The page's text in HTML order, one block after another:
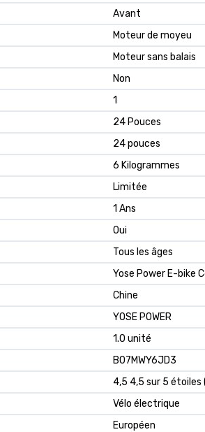
Avant
Moteur de moyeu
Moteur sans balais
Non
1
24 Pouces
24 pouces
6 Kilogrammes
Limitée
1 Ans
Oui
Tous les âges
Yose Power E-bike
Chine
YOSE POWER
1.0 unité
B07MWY6JD3
4,5 4,5 sur 5 étoiles
Vélo électrique
Européen